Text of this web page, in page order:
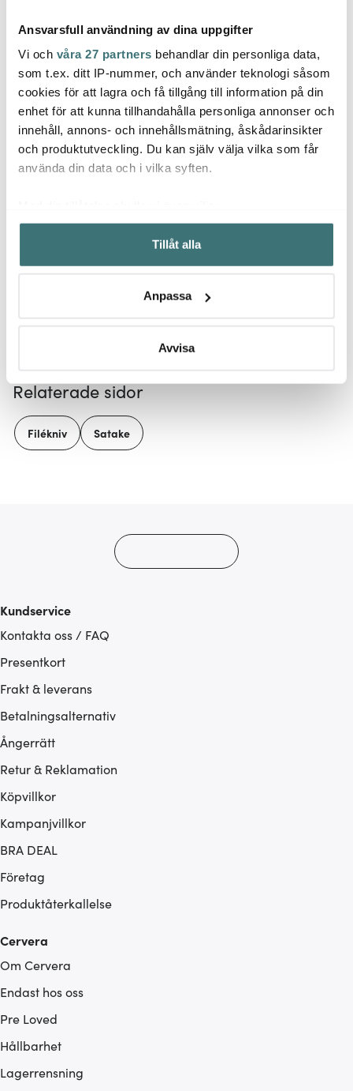
Ansvarsfull användning av dina uppgifter
Vi och våra 27 partners behandlar din personliga data,
som t.ex. ditt IP-nummer, och använder teknologi såsom
cookies för att lagra och få tillgång till information på din
enhet för att kunna tillhandahålla personliga annonser och
innehåll, annons- och innehållsmätning, åskådarinsikter
och produktutveckling. Du kan själv välja vilka som får
använda din data och i vilka syften.
Samla in information om din geografiska plats som
kan ha en noggrannhet på upp till flera meter
Identifiera din enhet genom att aktivt skanna den för
Ta reda på mer om hur dina personliga uppgifter
Du kan ändra eller dra tillbaka ditt samtycke när som
Vi använder cookies för att innehållet och annonserna
ska anpassas efter det som vi tror att du tycker om. Det
gör också att vi kan analysera vår trafik och göra
Tillåt alla
Anpassa
Avvisa
Satake
Kuro Chopper 18 cm
1519 kr
Satake
Skalare dubbelsidig
179 kr
Låt dig inspireras av våra kunder
Relaterade sidor
Filékniv Satake
Kundservice
Kontakta oss / FAQ
Presentkort
Frakt & leverans
Betalningsalternativ
Ångerrätt
Retur & Reklamation
Köpvillkor
Kampanjvillkor
BRA DEAL
Företag
Produktåterkallelse
Cervera
Om Cervera
Endast hos oss
Pre Loved
Hållbarhet
Lagerrensning